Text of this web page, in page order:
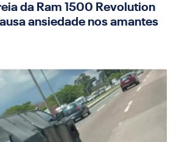
da Ram 1500 Revolution
ansiedade nos amantes